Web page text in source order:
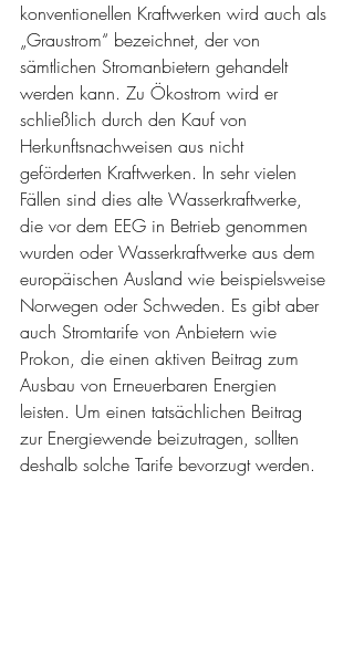
konventionellen Kraftwerken wird auch als
„Graustrom“ bezeichnet, der von
sämtlichen Stromanbietern gehandelt
werden kann. Zu Ökostrom wird er
schließlich durch den Kauf von
Herkunftsnachweisen aus nicht
geförderten Kraftwerken. In sehr vielen
Fällen sind dies alte Wasserkraftwerke,
die vor dem EEG in Betrieb genommen
wurden oder Wasserkraftwerke aus dem
europäischen Ausland wie beispielsweise
Norwegen oder Schweden. Es gibt aber
auch Stromtarife von Anbietern wie
Prokon, die einen aktiven Beitrag zum
Ausbau von Erneuerbaren Energien
leisten. Um einen tatsächlichen Beitrag
zur Energiewende beizutragen, sollten
deshalb solche Tarife bevorzugt werden.